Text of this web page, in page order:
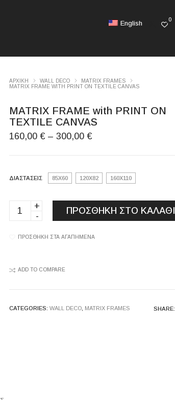
English 0
ΑΡΧΙΚΉ WALL DECO
MATRIX FRAMES
MATRIX FRAME WITH PRINT ON TEXTILE CANVAS
MATRIX FRAME with PRINT ON
TEXTILE CANVAS
160,00€ – 300,00€
through
300,00 €
ΔΙΑΣΤΆΣΕΙΣ 85X60 120X82 160X110
MATRIX
FRAME
PRINT
CANVAS
ΠΡΟΣΘΉΚΗ ΣΤΟ ΚΑΛΆΘΙ
ΠΡΟΣΘΉΚΗ ΣΤΑ ΑΓΑΠΗΜΈΝΑ
ADD TO COMPARE
CATEGORIES:WALL DECO MATRIX FRAMES SHARE: